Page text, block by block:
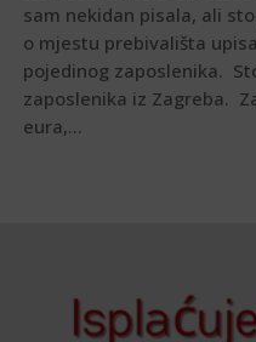
sam nekidan pisala, ali
o mjestu prebivališta
pojedinog zaposlenika.
zaposlenika iz Zagreba.
eura,...